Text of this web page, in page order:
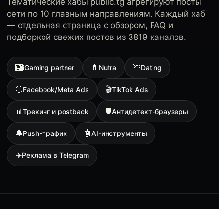
Тематические хабы public.tg агрегируют посты
сети по 10 главным направлениям. Каждый хаб
— отдельная страница с обзором, FAQ и
подборкой свежих постов из 3819 каналов.
🎰iGaming partner 💊 Nutra 💘Dating
🔵Facebook/Meta Ads 🎬TikTok Ads
📊Трекинг и postback 🛡Антидетект-браузеры
🔔Push-трафик 🤖AI-инструменты
✈️Реклама в Telegram